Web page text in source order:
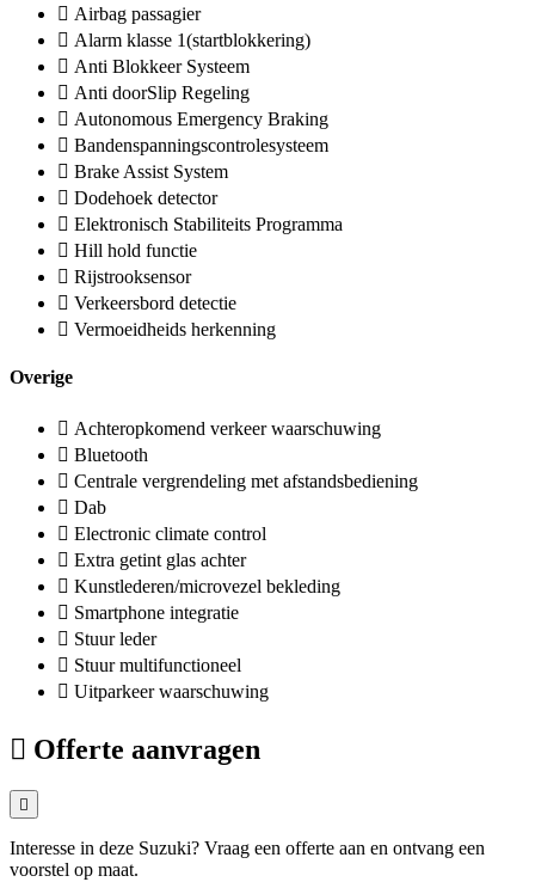
Airbag passagier
Alarm klasse 1(startblokkering)
Anti Blokkeer Systeem
Anti doorSlip Regeling
Autonomous Emergency Braking
Bandenspanningscontrolesysteem
Brake Assist System
Dodehoek detector
Elektronisch Stabiliteits Programma
Hill hold functie
Rijstrooksensor
Verkeersbord detectie
Vermoeidheids herkenning
Overige
Achteropkomend verkeer waarschuwing
Bluetooth
Centrale vergrendeling met afstandsbediening
Dab
Electronic climate control
Extra getint glas achter
Kunstlederen/microvezel bekleding
Smartphone integratie
Stuur leder
Stuur multifunctioneel
Uitparkeer waarschuwing
Offerte aanvragen
Interesse in deze Suzuki? Vraag een offerte aan en ontvang een
voorstel op maat.